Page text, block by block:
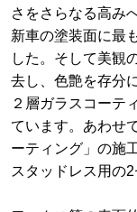
さをさらなる高み
新車の塗装面に最
した。そして美観
去し、色艶を存分
２層ガラスコーテ
ています。あわせ
ーティング」の施
スタッドレス用の